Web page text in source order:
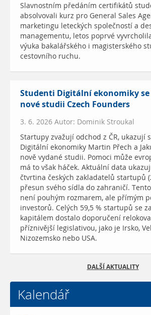
Slavnostním předáním certifikátů
absolvovali kurz pro General Sales
marketingu leteckých společností a
managementu, letos poprvé
výuka bakalářského i magisterského
cestovního ruchu.
Studenti Digitální ekonomiky
nové studii Czech Founders
3. 6. 2026 Autor: Dominik Stroukal
Startupy zvažují odchod z ČR, ukazují
Digitální ekonomiky Martin Přech a
nově vydané studii. Pomoci může
má to však háček. Aktuální data
čtvrtina českých zakladatelů startupů
přesun svého sídla do zahraničí.
není pouhým rozmarem, ale přímým
investorů. Celých 59,5 % startupů se
kapitálem dostalo doporučení
příznivější legislativou, jako je Irsko,
Nizozemsko nebo USA.
DALŠÍ AKTUALITY
Kalendář